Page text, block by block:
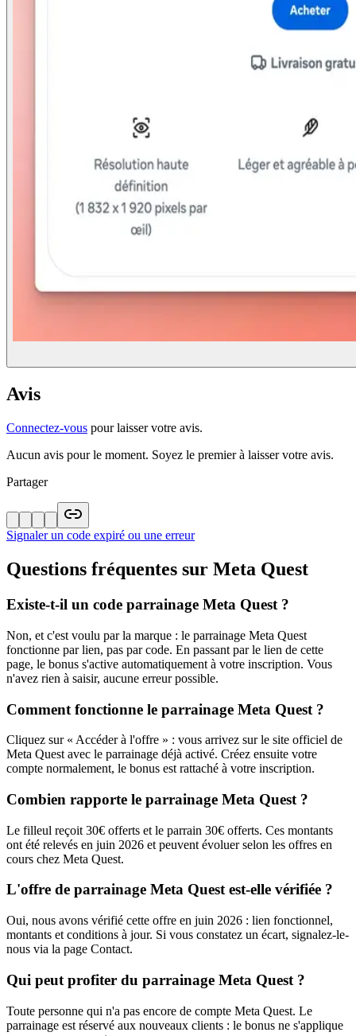
Avis
Connectez-vous pour laisser votre avis.
Aucun avis pour le moment. Soyez le premier à laisser votre avis.
Partager
Signaler un code expiré ou une erreur
Questions fréquentes sur Meta Quest
Existe-t-il un code parrainage Meta Quest ?
Non, et c'est voulu par la marque : le parrainage Meta Quest
fonctionne par lien, pas par code. En passant par le lien de cette
page, le bonus s'active automatiquement à votre inscription. Vous
n'avez rien à saisir, aucune erreur possible.
Comment fonctionne le parrainage Meta Quest ?
Cliquez sur « Accéder à l'offre » : vous arrivez sur le site officiel de
Meta Quest avec le parrainage déjà activé. Créez ensuite votre
compte normalement, le bonus est rattaché à votre inscription.
Combien rapporte le parrainage Meta Quest ?
Le filleul reçoit 30€ offerts et le parrain 30€ offerts. Ces montants
ont été relevés en juin 2026 et peuvent évoluer selon les offres en
cours chez Meta Quest.
L'offre de parrainage Meta Quest est-elle vérifiée ?
Oui, nous avons vérifié cette offre en juin 2026 : lien fonctionnel,
montants et conditions à jour. Si vous constatez un écart, signalez-le-
nous via la page Contact.
Qui peut profiter du parrainage Meta Quest ?
Toute personne qui n'a pas encore de compte Meta Quest. Le
parrainage est réservé aux nouveaux clients : le bonus ne s'applique